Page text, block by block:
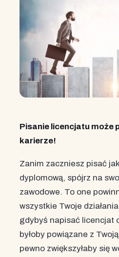
Pisanie licencjatu może
karierze!
Zanim zaczniesz pisać
dyplomową, spójrz na
zawodowe. To one
wszystkie Twoje
gdybyś napisać licencjat
byłoby powiązane z
pewno zwiększyłaby się